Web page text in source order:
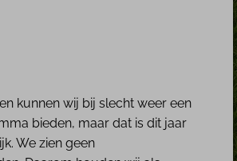
kunnen wij bij slecht weer een
bieden, maar dat is dit jaar
We zien geen